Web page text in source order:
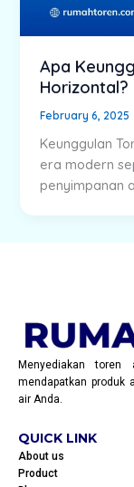
Apa
Horizontal?
February 6, 2025
Keunggulan
era modern
penyimpanan
Menyediakan
mendapatkan produk
air Anda.
QUICK LINK
About us
Product